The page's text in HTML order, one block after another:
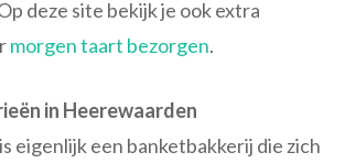
deze site bekijk je ook extra
morgen taart bezorgen.
in Heerewaarden
eigenlijk een banketbakkerij die zich